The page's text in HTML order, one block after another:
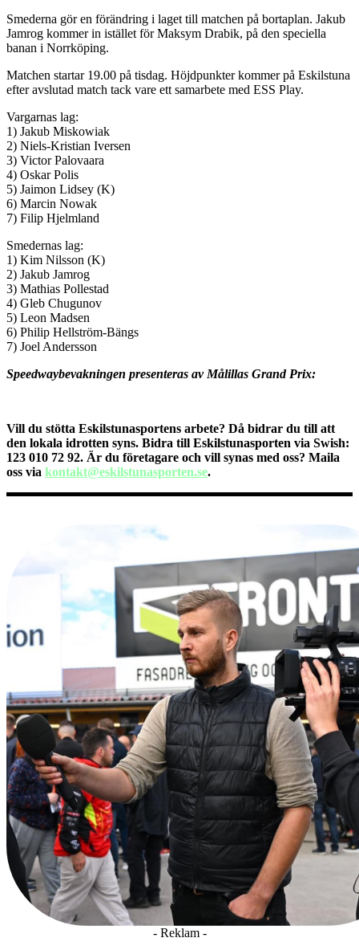
Smederna gör en förändring i laget till matchen på bortaplan. Jakub
Jamrog kommer in istället för Maksym Drabik, på den speciella
banan i Norrköping.
Matchen startar 19.00 på tisdag. Höjdpunkter kommer på Eskilstuna
efter avslutad match tack vare ett samarbete med ESS Play.
Vargarnas lag:
1) Jakub Miskowiak
2) Niels-Kristian Iversen
3) Victor Palovaara
4) Oskar Polis
5) Jaimon Lidsey (K)
6) Marcin Nowak
7) Filip Hjelmland
Smedernas lag:
1) Kim Nilsson (K)
2) Jakub Jamrog
3) Mathias Pollestad
4) Gleb Chugunov
5) Leon Madsen
6) Philip Hellström-Bängs
7) Joel Andersson
Speedwaybevakningen presenteras av Målillas Grand Prix:
Vill du stötta Eskilstunasportens arbete? Då bidrar du till att
den lokala idrotten syns. Bidra till Eskilstunasporten via Swish:
123 010 72 92. Är du företagare och vill synas med oss? Maila
oss via kontakt@eskilstunasporten.se.
- Reklam -